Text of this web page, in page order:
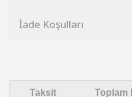
İade Koşulları
Taksit Toplam